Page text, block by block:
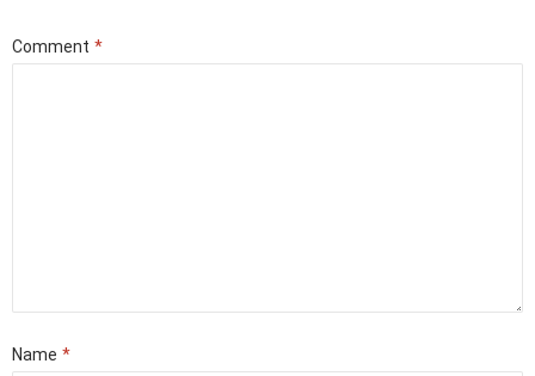
Comment *
Name *